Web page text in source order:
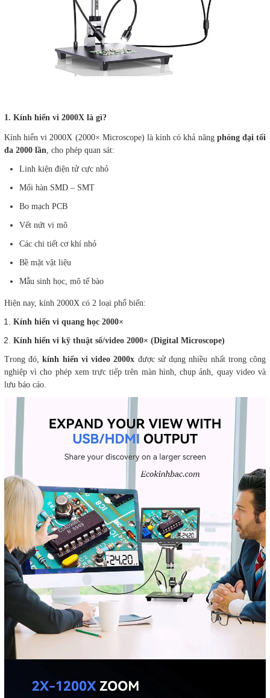
1. Kính hiển vi 2000X là gì?
Kính hiển vi 2000X (2000× Microscope) là kính có khả năng phóng đại tối
đa 2000 lần, cho phép quan sát:
Linh kiện điện tử cực nhỏ
Mối hàn SMD – SMT
Bo mạch PCB
Vết nứt vi mô
Các chi tiết cơ khí nhỏ
Bề mặt vật liệu
Mẫu sinh học, mô tế bào
Hiện nay, kính 2000X có 2 loại phổ biến:
Kính hiển vi quang học 2000×
Kính hiển vi kỹ thuật số/video 2000× (Digital Microscope)
Trong đó,kính hiển vi video 2000x được sử dụng nhiều nhất trong công
nghiệp vì cho phép xem trực tiếp trên màn hình, chụp ảnh, quay video và
lưu báo cáo.